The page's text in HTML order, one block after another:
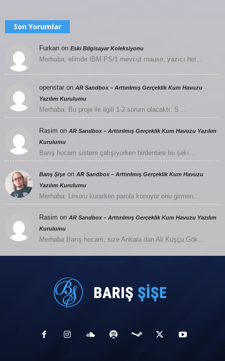
Son Yorumlar
Furkan on Eski Bilgisayar Koleksiyonu
Merhaba, elimde IBM PS/1 mevcut mause, yazıcı her…
openstar on AR Sandbox – Arttırılmış Gerçeklik Kum Havuzu
Yazılım Kurulumu
Merhaba. Bu proje ile ilgili 1-2 sorum olacaktı. S…
Rasim on AR Sandbox – Arttırılmış Gerçeklik Kum Havuzu Yazılım
Kurulumu
Barış hocam sistem çalışıyorken birdenbire bu şeki…
Barış Şişe on AR Sandbox – Arttırılmış Gerçeklik Kum Havuzu
Yazılım Kurulumu
Merhaba. Linuxu kurarken parola konuyor onu girmen…
Rasim on AR Sandbox – Arttırılmış Gerçeklik Kum Havuzu Yazılım
Kurulumu
Merhaba Barış hocam, size Ankara dan Ali Kuşçu Gök…